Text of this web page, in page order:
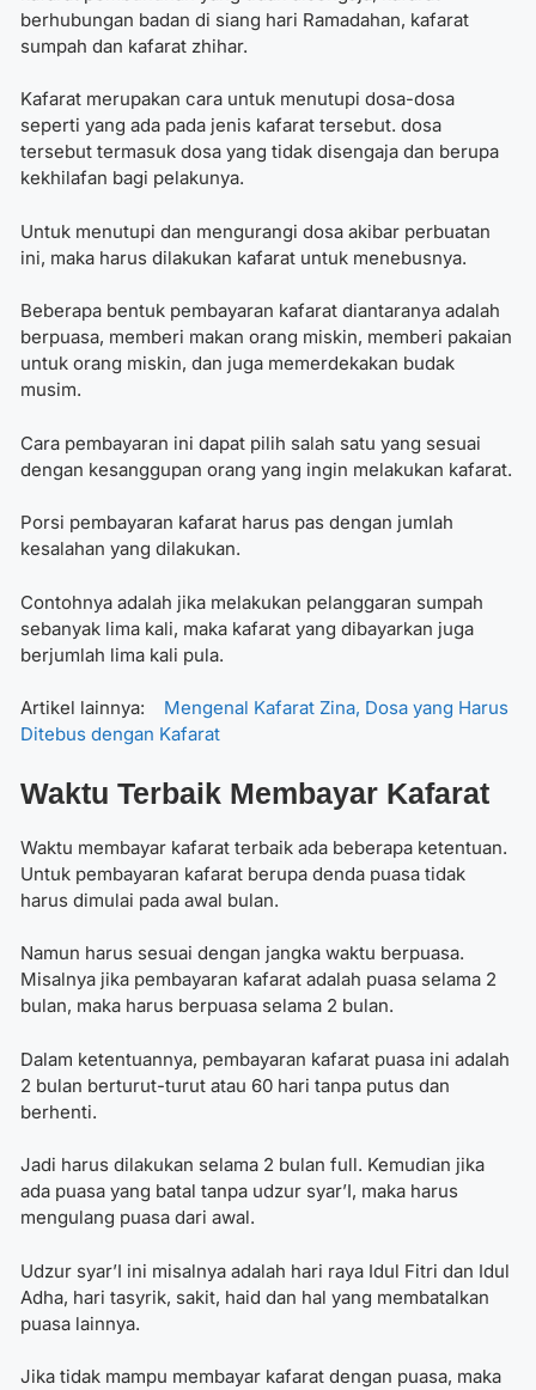
berhubungan badan di siang hari Ramadahan, kafarat
sumpah dan kafarat zhihar.
Kafarat merupakan cara untuk menutupi dosa-dosa
seperti yang ada pada jenis kafarat tersebut. dosa
tersebut termasuk dosa yang tidak disengaja dan berupa
kekhilafan bagi pelakunya.
Untuk menutupi dan mengurangi dosa akibar perbuatan
ini, maka harus dilakukan kafarat untuk menebusnya.
Beberapa bentuk pembayaran kafarat diantaranya adalah
berpuasa, memberi makan orang miskin, memberi pakaian
untuk orang miskin, dan juga memerdekakan budak
musim.
Cara pembayaran ini dapat pilih salah satu yang sesuai
dengan kesanggupan orang yang ingin melakukan kafarat.
Porsi pembayaran kafarat harus pas dengan jumlah
kesalahan yang dilakukan.
Contohnya adalah jika melakukan pelanggaran sumpah
sebanyak lima kali, maka kafarat yang dibayarkan juga
berjumlah lima kali pula.
Artikel lainnya: Mengenal Kafarat Zina, Dosa yang Harus
Ditebus dengan Kafarat
Waktu Terbaik Membayar Kafarat
Waktu membayar kafarat terbaik ada beberapa ketentuan.
Untuk pembayaran kafarat berupa denda puasa tidak
harus dimulai pada awal bulan.
Namun harus sesuai dengan jangka waktu berpuasa.
Misalnya jika pembayaran kafarat adalah puasa selama 2
bulan, maka harus berpuasa selama 2 bulan.
Dalam ketentuannya, pembayaran kafarat puasa ini adalah
2 bulan berturut-turut atau 60 hari tanpa putus dan
berhenti.
Jadi harus dilakukan selama 2 bulan full. Kemudian jika
ada puasa yang batal tanpa udzur syar’I, maka harus
mengulang puasa dari awal.
Udzur syar’I ini misalnya adalah hari raya Idul Fitri dan Idul
Adha, hari tasyrik, sakit, haid dan hal yang membatalkan
puasa lainnya.
Jika tidak mampu membayar kafarat dengan puasa, maka